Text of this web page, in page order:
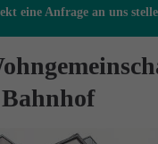
eine Anfrage an uns